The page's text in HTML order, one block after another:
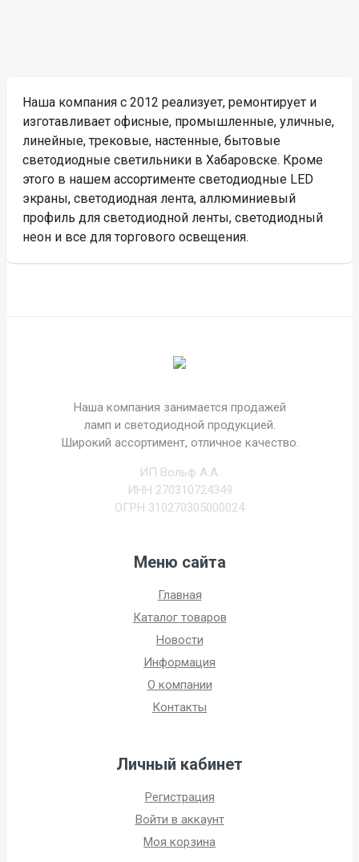
Наша компания с 2012 реализует, ремонтирует и
изготавливает офисные, промышленные, уличные,
линейные, трековые, настенные, бытовые
светодиодные светильники в Хабаровске. Кроме
этого в нашем ассортименте светодиодные LED
экраны, светодиодная лента, аллюминиевый
профиль для светодиодной ленты, светодиодный
неон и все для торгового освещения.
Наша компания занимается продажей
ламп и светодиодной продукцией.
Широкий ассортимент, отличное качество.
ИП Вольф А.А.
ИНН 270310724349
ОГРН 310270305000024
Меню сайта
Главная
Каталог товаров
Новости
Информация
О компании
Контакты
Личный кабинет
Регистрация
Войти в аккаунт
Моя корзина